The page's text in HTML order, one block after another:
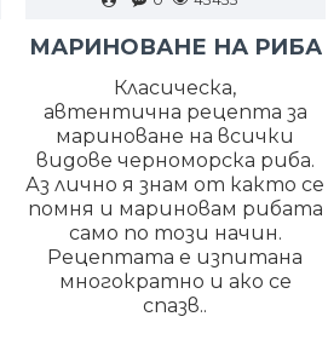
МАРИНОВАНЕ НА РИБА
Класическа,
автентична рецепта за
мариноване на всички
видове черноморска риба.
Аз лично я знам от както се
помня и мариновам рибата
само по този начин.
Рецептата е изпитана
многократно и ако се
спазв..